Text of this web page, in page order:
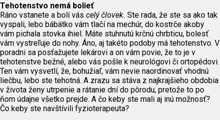
Tehotenstvo nemá bolieť
Ráno vstanete a bolí vás celý človek. Ste rada, že ste sa ako tak
vyspali, lebo bábätko vám tlačí na mechúr, do kostrče akoby
vám pichala stovka ihiel. Máte stuhnutú krčnú chrbticu, bolesť
vám vystreľuje do nohy. Áno, aj takéto podoby má tehotenstvo. V
poradni sa posťažujete lekárovi a on vám povie, že to je v
tehotenstve bežné, alebo vás pošle k neurológovi či ortopédovi.
Ten vám vysvetlí, že, bohužiaľ, vám nevie naordinovať vhodnú
liečbu, lebo ste tehotná. A zrazu sa stáva z najkrajšieho obdobia
v života ženy utrpenie a rátanie dní do pôrodu, pretože to po
ňom údajne všetko prejde. A čo keby ste mali aj inú možnosť?
Čo keby ste navštívili fyzioterapeuta?